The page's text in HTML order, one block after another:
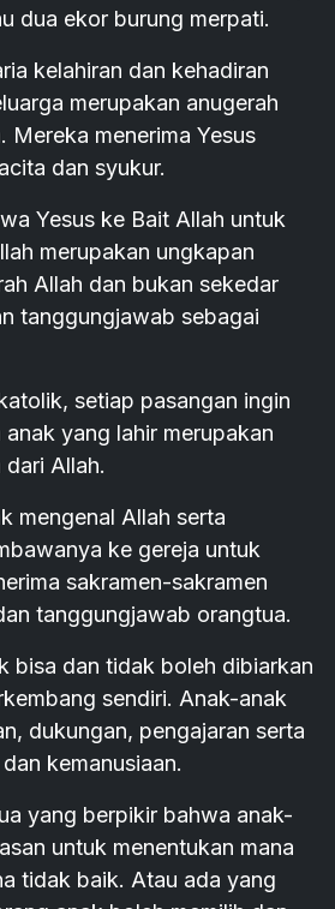
dua ekor burung merpati.
kelahiran dan kehadiran
merupakan anugerah
Mereka menerima Yesus
dan syukur.
Yesus ke Bait Allah untuk
merupakan ungkapan
Allah dan bukan sekedar
tanggungjawab sebagai
setiap pasangan ingin
yang lahir merupakan
Allah.
mengenal Allah serta
ke gereja untuk
sakramen-sakramen
tanggungjawab orangtua.
bisa dan tidak boleh dibiarkan
sendiri. Anak-anak
dukungan, pengajaran serta
kemanusiaan.
yang berpikir bahwa anak-
untuk menentukan mana
tidak baik. Atau ada yang